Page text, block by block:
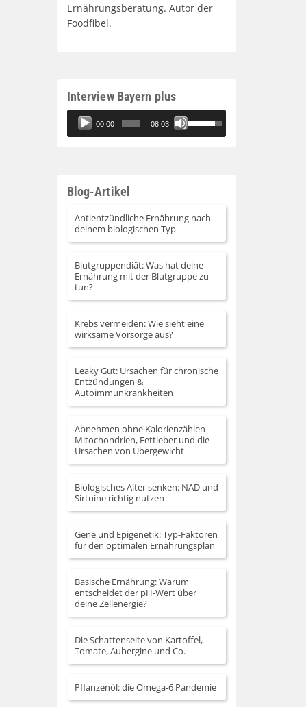
Ernährungsberatung. Autor der
Foodfibel.
Interview Bayern plus
Audio-
Player
00:00 08:03
Pfeiltasten
Hoch/Runter
zu
Blog-Artikel
Antientzündliche Ernährung nach
deinem biologischen Typ
Blutgruppendiät: Was hat deine
Ernährung mit der Blutgruppe zu
tun?
Krebs vermeiden: Wie sieht eine
wirksame Vorsorge aus?
Leaky Gut: Ursachen für chronische
Entzündungen &
Autoimmunkrankheiten
Abnehmen ohne Kalorienzählen -
Mitochondrien, Fettleber und die
Ursachen von Übergewicht
Biologisches Alter senken: NAD und
Sirtuine richtig nutzen
Gene und Epigenetik: Typ-Faktoren
für den optimalen Ernährungsplan
Basische Ernährung: Warum
entscheidet der pH-Wert über
deine Zellenergie?
Die Schattenseite von Kartoffel,
Tomate, Aubergine und Co.
Pflanzenöl: die Omega-6 Pandemie